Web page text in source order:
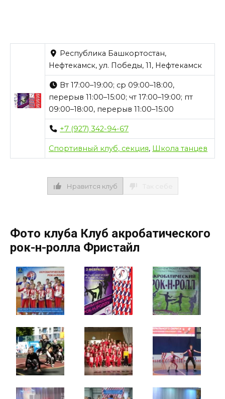
Республика Башкортостан,
Нефтекамск, ул. Победы, 11, Нефтекамск
Вт 17:00–19:00; ср 09:00–18:00,
перерыв 11:00–15:00; чт 17:00–19:00; пт
09:00–18:00, перерыв 11:00–15:00
+7 (927) 342-94-67
Спортивный клуб, секция, Школа танцев
Нравится клуб
Фото клуба Клуб акробатического
рок-н-ролла Фристайл